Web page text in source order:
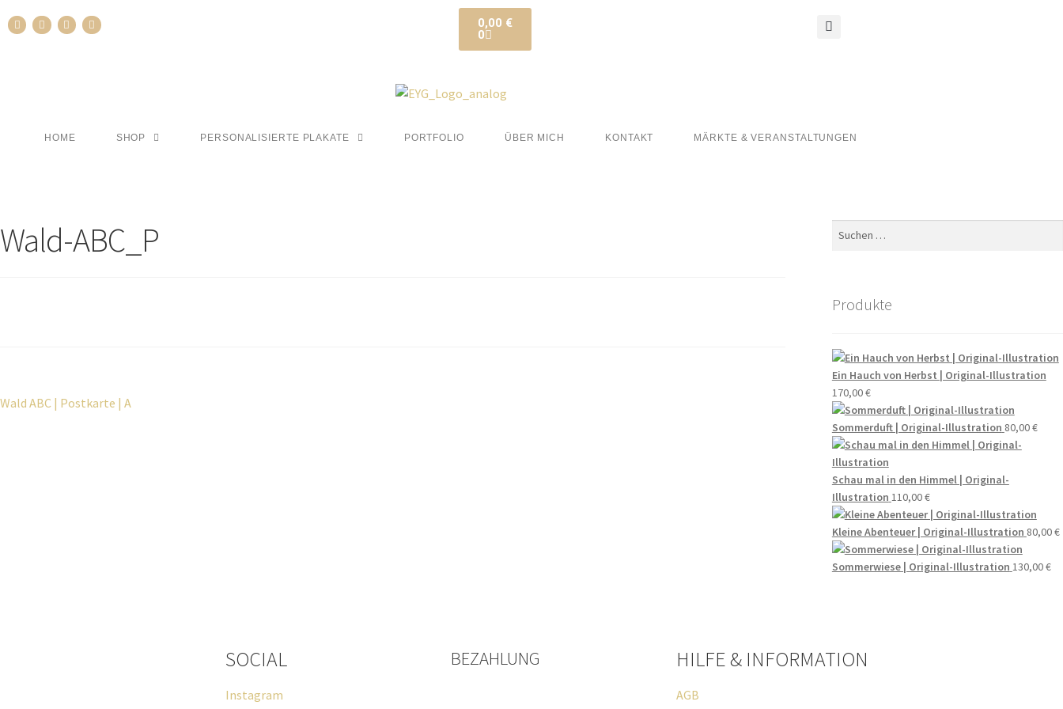
0,00 €
0
HOME SHOP PERSONALISIERTE PLAKATE PORTFOLIO ÜBER MICH KONTAKT MÄRKTE & VERANSTALTUNGEN
Wald-ABC_P
Wald ABC | Postkarte | A
Produkte
Ein Hauch von Herbst | Original-Illustration
170,00€
Sommerduft | Original-Illustration 80,00€
Schau mal in den Himmel | Original-
Illustration 110,00€
Kleine Abenteuer | Original-Illustration 80,00€
Sommerwiese | Original-Illustration 130,00€
SOCIAL
Instagram
BEZAHLUNG HILFE & INFORMATION​
AGB